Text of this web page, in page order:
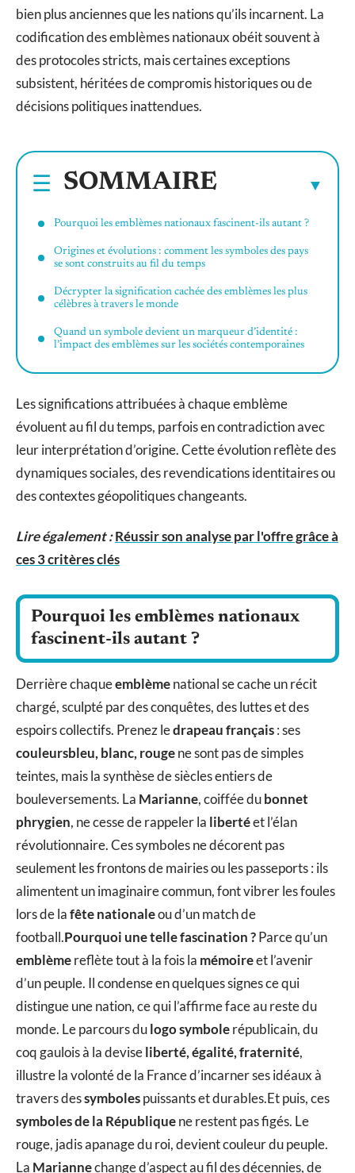
bien plus anciennes que les nations qu’ils incarnent. La
codification des emblèmes nationaux obéit souvent à
des protocoles stricts, mais certaines exceptions
subsistent, héritées de compromis historiques ou de
décisions politiques inattendues.
SOMMAIRE
Pourquoi les emblèmes nationaux fascinent-ils autant ?
Origines et évolutions : comment les symboles des pays
se sont construits au fil du temps
Décrypter la signification cachée des emblèmes les plus
célèbres à travers le monde
Quand un symbole devient un marqueur d’identité :
l’impact des emblèmes sur les sociétés contemporaines
Les significations attribuées à chaque emblème
évoluent au fil du temps, parfois en contradiction avec
leur interprétation d’origine. Cette évolution reflète des
dynamiques sociales, des revendications identitaires ou
des contextes géopolitiques changeants.
Lire également :Réussir son analyse par l'offre grâce à
ces 3 critères clés
Pourquoi les emblèmes nationaux
fascinent-ils autant ?
Derrière chaqueemblèmenational se cache un récit
chargé, sculpté par des conquêtes, des luttes et des
espoirs collectifs. Prenez ledrapeau français: ses
couleursbleu, blanc, rougene sont pas de simples
teintes, mais la synthèse de siècles entiers de
bouleversements. La Marianne, coiffée dubonnet
phrygien, ne cesse de rappeler la libertéet l’élan
révolutionnaire. Ces symboles ne décorent pas
seulement les frontons de mairies ou les passeports : ils
alimentent un imaginaire commun, font vibrer les foules
lors de lafête nationaleou d’un match de
football.Pourquoi une telle fascination ?Parce qu’un
emblèmereflète tout à la fois la mémoireet l’avenir
d’un peuple. Il condense en quelques signes ce qui
distingue une nation, ce qui l’affirme face au reste du
monde. Le parcours dulogo symbolerépublicain, du
coq gaulois à la deviseliberté, égalité, fraternité,
illustre la volonté de la France d’incarner ses idéaux à
travers dessymbolespuissants et durables.Et puis, ces
symboles de la Républiquene restent pas figés. Le
rouge, jadis apanage du roi, devient couleur du peuple.
La Mariannechange d’aspect au fil des décennies, de